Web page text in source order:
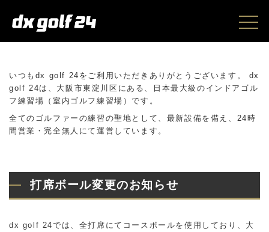
いつもdx golf 24をご利用いただきありがとうございます。 dx
golf 24は、大阪市東淀川区にある、日本最大級のインドアゴル
フ練習場（室内ゴルフ練習場）です。
全てのゴルファーの練習の聖地として、最新設備を備え、24時
間営業・完全無人にて運営しています。
打席ボール変更のお知らせ
dx golf 24では、全打席にてコースボールを使用しており、大